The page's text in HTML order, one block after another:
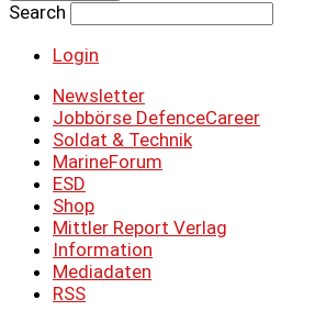
Search
Login
Newsletter
Jobbörse DefenceCareer
Soldat & Technik
MarineForum
ESD
Shop
Mittler Report Verlag
Information
Mediadaten
RSS